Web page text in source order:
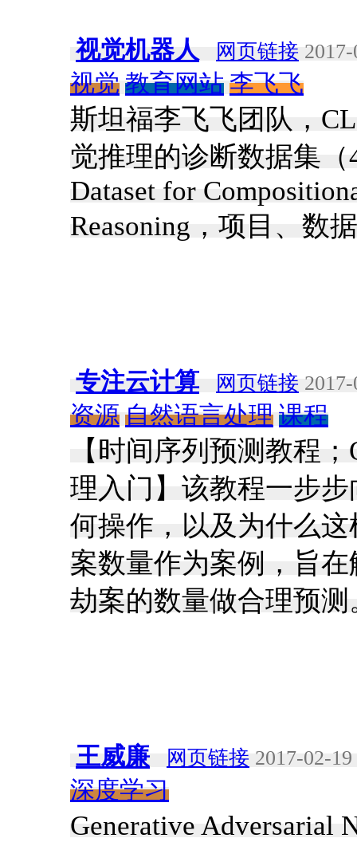
视觉机器人 网页链接
视觉 教育网站 李飞飞
斯坦福李飞飞团队，
觉推理的诊断数据集（
Dataset for
Reasoning，项目、数
专注云计算 网页链接
资源 自然语言处理 课程
【时间序列预测教程
理入门】该教程一步
何操作，以及为什么
案数量作为案例，旨
劫案的数量做合理预测
王威廉 网页链接 2017-02-
深度学习
Generative Adversarial